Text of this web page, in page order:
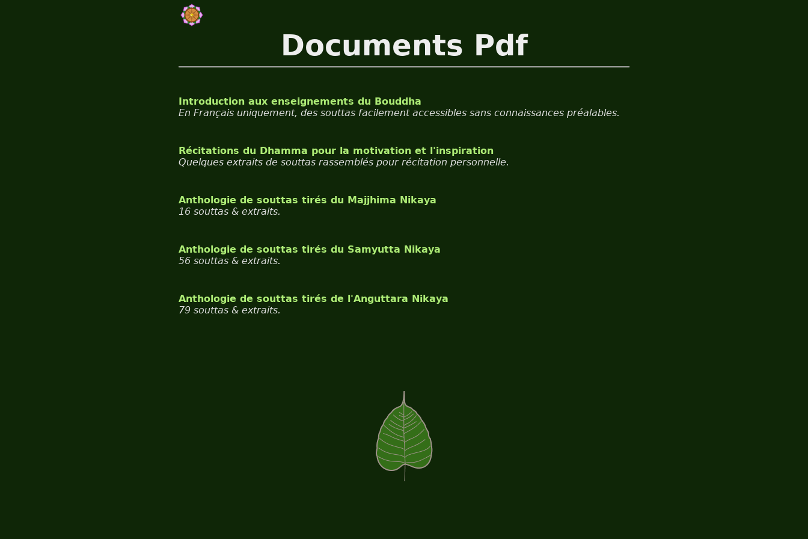
Documents Pdf
Introduction aux enseignements du Bouddha
En Français uniquement, des souttas facilement accessibles sans connaissances préalables.
Récitations du Dhamma pour la motivation et l'inspiration
Quelques extraits de souttas rassemblés pour récitation personnelle.
Anthologie de souttas tirés du Majjhima Nikaya
16 souttas & extraits.
Anthologie de souttas tirés du Samyutta Nikaya
56 souttas & extraits.
Anthologie de souttas tirés de l'Anguttara Nikaya
79 souttas & extraits.